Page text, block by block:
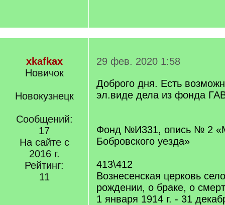
xkafkax
Новичок
Новокузнецк
Сообщений:
17
На сайте с
2016 г.
Рейтинг:
11
29 фев. 2020 1:58
Доброго дня. Есть
эл.виде дела из фонда
Фонд №И331, опись № 2
Бобровского уезда»
413\412
Вознесенская церковь
рождении, о браке, о
1 января 1914 г. - 31